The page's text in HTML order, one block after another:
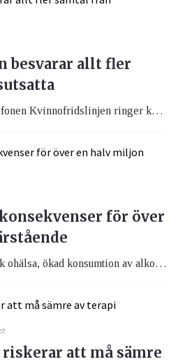
besvarar allt fler
Till den nationella stödtelefonen Kvinnofridslinjen ringer kvinnor som utsatts för hot och fysiskt, psykiskt och sexuellt våld. Under de senaste åren har samtalen blivit allt fler.
för över
Att själv drabbas av psykisk ohälsa, ökad konsumtion av alkohol och spelproblem är några av de konsekvenser en närståendes spelproblem kan leda till.
att må sämre